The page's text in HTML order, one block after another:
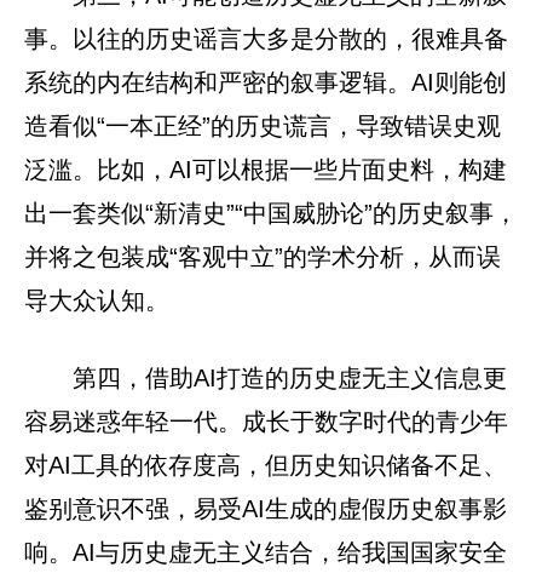
事。以往的历史谣言大多是分散的，很难具备
系统的内在结构和严密的叙事逻辑。AI则能创
造看似“一本正经”的历史谎言，导致错误史观
泛滥。比如，AI可以根据一些片面史料，构建
出一套类似“新清史”“中国威胁论”的历史叙事，
并将之包装成“客观中立”的学术分析，从而误
导大众认知。
第四，借助AI打造的历史虚无主义信息更
容易迷惑年轻一代。成长于数字时代的青少年
对AI工具的依存度高，但历史知识储备不足、
鉴别意识不强，易受AI生成的虚假历史叙事影
响。AI与历史虚无主义结合，给我国国家安全